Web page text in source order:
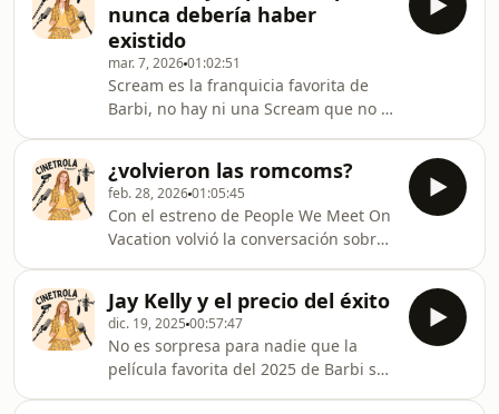
este podcast así que joke’s on her. En
este episodio sana esa obsesión
haciendo una review sobre la nueva
serie de Ryan Murphy, Love Story,
cuya primera temporada cuenta la
historia de amor entre JFK Jr. y Carolyn
Bessette K
nunca debería haber
existido
mar. 7, 202601:02:51
Scream es la franquicia favorita de
Barbi, no hay ni una Scream que no le
¿volvieron las romcoms?
feb. 28, 202601:05:45
Con el estreno de People We Meet On
Vacation volvió la conversación sobre
La comedia romántica es un reflejo
absoluto de nuestra visión del amor
según la generación, pero aunque
esa visión cambie, el ser humano
siempre será el mismo: alguien que
Jay Kelly y el precio del éxito
dic. 19, 2025 00:57:47
No es sorpresa para nadie que la
película favorita del 2025 de Barbi sea